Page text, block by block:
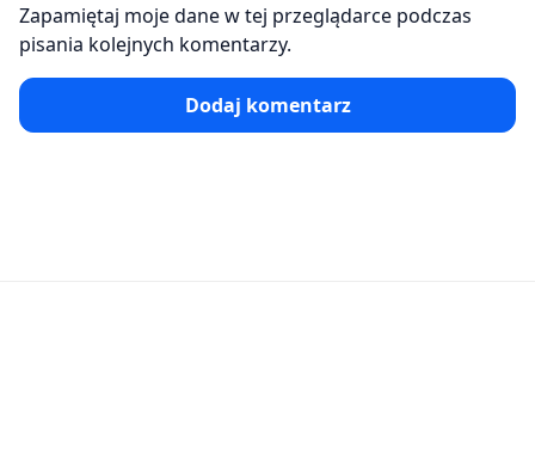
Zapamiętaj moje dane w tej przeglądarce podczas
pisania kolejnych komentarzy.
Dodaj komentarz